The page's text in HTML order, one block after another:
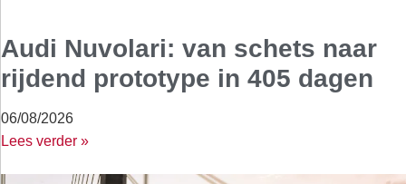
Audi Nuvolari: van schets naar
rijdend prototype in 405 dagen
06/08/2026
Lees verder »